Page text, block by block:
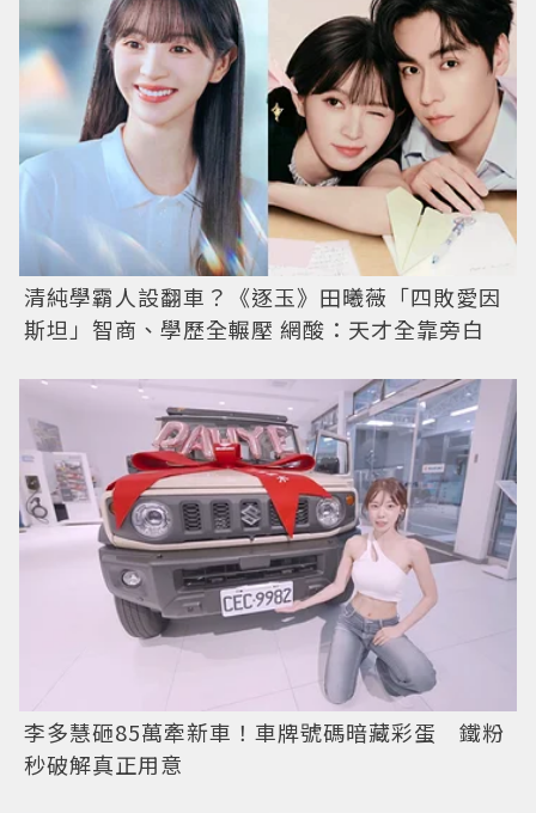
清純學霸人設翻車？《逐玉》田曦薇「四敗愛因
斯坦」智商、學歷全輾壓 網酸：天才全靠旁白
李多慧砸85萬牽新車！車牌號碼暗藏彩蛋 鐵粉
秒破解真正用意